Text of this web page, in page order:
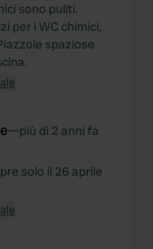
sono puliti.
per i WC chimici,
spaziose
—più di 2 anni fa
solo il 26 aprile